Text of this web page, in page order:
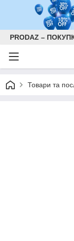
PRODAZ –
Товари та